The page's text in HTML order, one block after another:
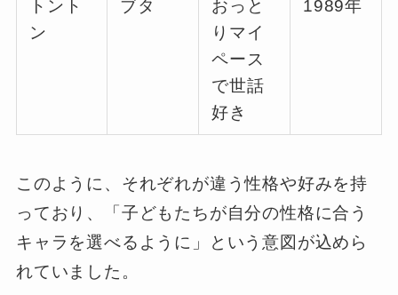
トント
ン
ブタ
おっと
りマイ
ペース
で世話
好き
1989年
このように、それぞれが違う性格や好みを持
っており、「子どもたちが自分の性格に合う
キャラを選べるように」という意図が込めら
れていました。